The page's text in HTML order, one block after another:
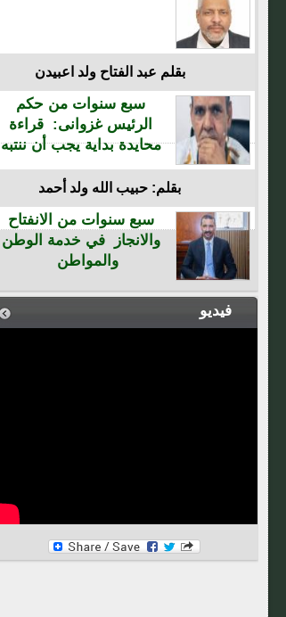
بقلم عبد الفتاح ولد اعبيدن
سبع سنوات من حكم
الرئيس غزوانى: قراءة
محايدة بداية يجب أن ننتبه
بقلم: حبيب الله ولد أحمد
سبع سنوات من الانفتاح
والانجاز في خدمة الوطن
والمواطن
فيديو